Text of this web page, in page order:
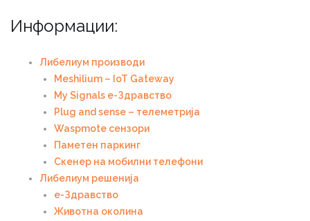
Информации:
Либелиум производи
Meshilium – IoT Gateway
My Signals е-Здравство
Plug and sense – телеметрија
Waspmote сензори
Паметен паркинг
Скенер на мобилни телефони
Либелиум решенија
е-Здравство
Животна околина